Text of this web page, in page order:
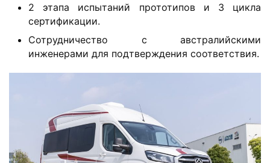
ь
2 этапа испытаний прототипов и 3 цикла
сертификации.
Сотрудничество с австралийскими
инженерами для подтверждения соответствия.